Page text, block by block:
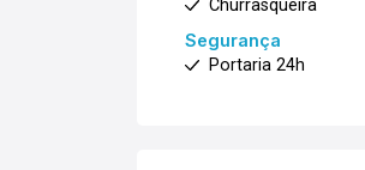
Churrasqueira
Segurança
Portaria 24h